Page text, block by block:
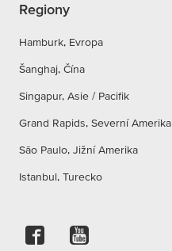
Regiony
Hamburk, Evropa
Šanghaj, Čína
Singapur, Asie / Pacifik
Grand Rapids, Severní Amerika
São Paulo, Jižní Amerika
Istanbul, Turecko